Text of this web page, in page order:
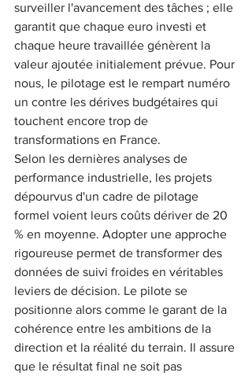
surveiller l'avancement des tâches ; elle
garantit que chaque euro investi et
chaque heure travaillée génèrent la
valeur ajoutée initialement prévue. Pour
nous, le pilotage est le rempart numéro
un contre les dérives budgétaires qui
touchent encore trop de
transformations en France.
Selon les dernières analyses de
performance industrielle, les projets
dépourvus d'un cadre de pilotage
formel voient leurs coûts dériver de 20
% en moyenne. Adopter une approche
rigoureuse permet de transformer des
données de suivi froides en véritables
leviers de décision. Le pilote se
positionne alors comme le garant de la
cohérence entre les ambitions de la
direction et la réalité du terrain. Il assure
que le résultat final ne soit pas